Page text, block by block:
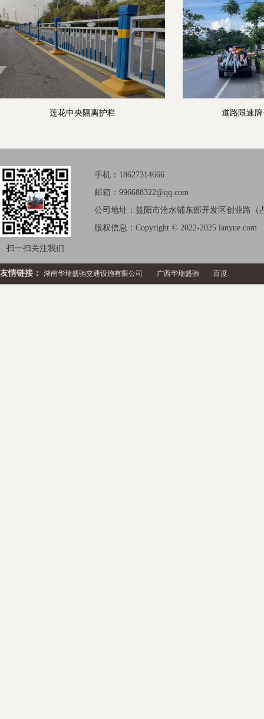
莲花中央隔离护栏 道路限速
扫一扫关注我们
手机：18627314666
邮箱：996688322@qq.com
公司地址：益阳市沧水铺东部开发区创业路（
版权信息：Copyright © 2022-2025 lanyue.com
友情链接： 湖南华瑞盛驰交通设施有限公司 广西华瑞盛驰 百度